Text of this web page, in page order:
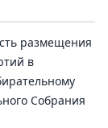
размещения
в
Собрания